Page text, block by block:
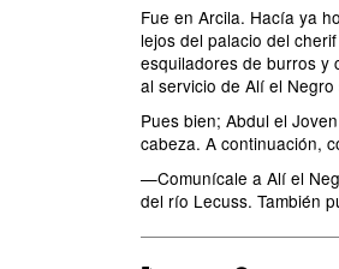
Fue en Arcila. Hacía ya
lejos del palacio del
esquiladores de burros y
al servicio de Alí el
Pues bien; Abdul el
cabeza. A continuación,
—Comunícale a Alí el
del río Lecuss. También